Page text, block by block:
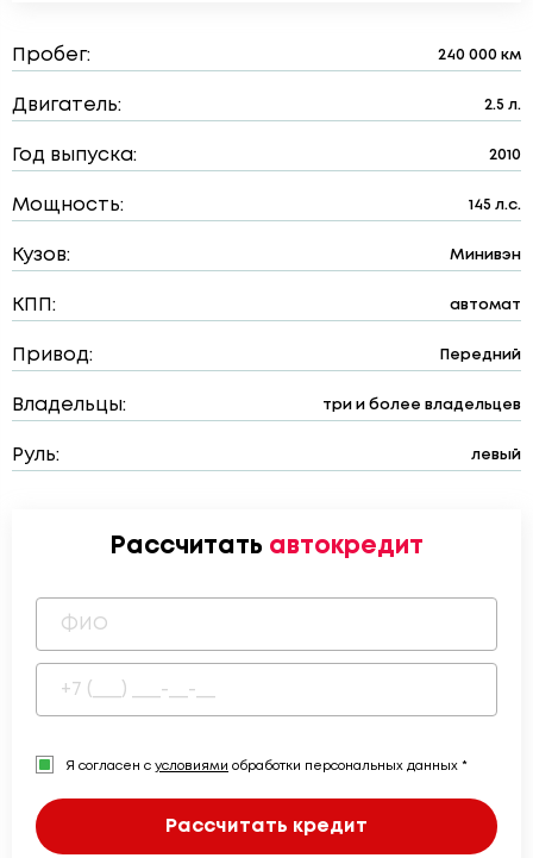
Пробег: 240 000 км
Двигатель: 2.5 л.
Год выпуска: 2010
Мощность: 145 л.с.
Кузов: Минивэн
КПП: автомат
Привод: Передний
Владельцы: три и более владельцев
Руль: левый
Рассчитать автокредит
Я согласен с условиями обработки персональных данных *
Рассчитать кредит